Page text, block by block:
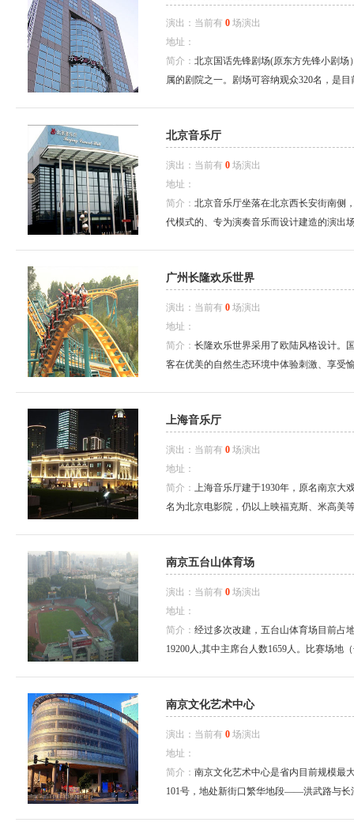
演出：当前有 0 场演出
地址：
简介： 北京国话先锋剧场(原东方先锋小剧
属的剧院之一。剧场可容纳观众320名，是
北京音乐厅
演出：当前有 0 场演出
地址：
简介： 北京音乐厅坐落在北京西长安街南侧
代模式的、专为演奏音乐而设计建造的演出
广州长隆欢乐世界
演出：当前有 0 场演出
地址：
简介： 长隆欢乐世界采用了欧陆风格设计。
客在优美的自然生态环境中体验刺激、享受
上海音乐厅
演出：当前有 0 场演出
地址：
简介： 上海音乐厅建于1930年，原名南京大
名为北京电影院，仍以上映福克斯、米高美
南京五台山体育场
演出：当前有 0 场演出
地址：
简介： 经过多次改建，五台山体育场目前占
19200人,其中主席台人数1659人。比赛场地
南京文化艺术中心
演出：当前有 0 场演出
地址：
简介： 南京文化艺术中心是省内目前规模最
101号，地处新街口繁华地段——洪武路与长